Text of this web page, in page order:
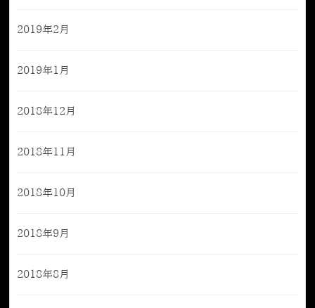
2019年2月
2019年1月
2018年12月
2018年11月
2018年10月
2018年9月
2018年8月